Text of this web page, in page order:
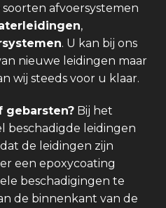
afvoersystemen
,
. U kan bij ons
nieuwe leidingen maar
wij steeds voor u klaar.
gebarsten? Bij het
beschadigde leidingen
de leidingen zijn
een epoxycoating
beschadigingen te
de binnenkant van de